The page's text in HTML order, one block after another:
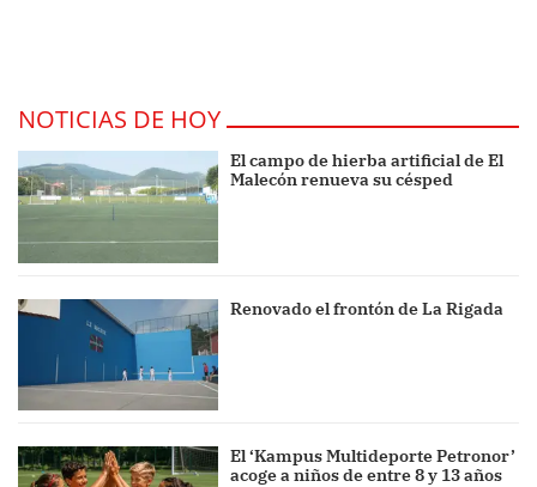
NOTICIAS DE HOY
El campo de hierba artificial de El
Malecón renueva su césped
Renovado el frontón de La Rigada
El ‘Kampus Multideporte Petronor’
acoge a niños de entre 8 y 13 años